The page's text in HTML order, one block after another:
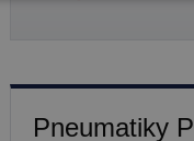
Pneumatiky